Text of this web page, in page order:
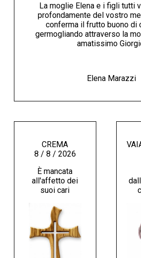
La moglie Elena e i figli tutti
profondamente del vostro
conferma il frutto buono di
germogliando attraverso la
amatissimo
Elena Marazzi
CREMA
8 / 8 / 2026
È mancata
all'affetto dei
suoi cari